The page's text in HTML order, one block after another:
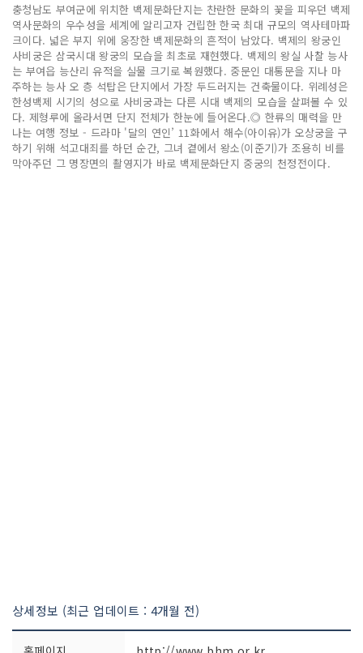
충청남도 부여군에 위치한 백제문화단지는 찬란한 문화의 꽃을 피우던 백제
역사문화의 우수성을 세계에 알리고자 건립한 한국 최대 규모의 역사테마파
크이다. 넓은 부지 위에 웅장한 백제문화의 흔적이 남았다. 백제의 왕궁인
사비궁은 삼국시대 왕궁의 모습을 최초로 재현했다. 백제의 왕실 사찰 능사
는 부여읍 능산리 유적을 실물 크기로 복원했다. 중문인 대통문을 지나 마
주하는 능사 오 층 석탑은 단지에서 가장 두드러지는 건축물이다. 위례성은
한성백제 시기의 성으로 사비궁과는 다른 시대 백제의 모습을 살펴볼 수 있
다. 제형루에 올라서면 단지 전체가 한눈에 들어온다.◎ 한류의 매력을 만
나는 여행 정보 - 드라마 '달의 연인’ 11화에서 해수(아이유)가 오상궁을 구
하기 위해 석고대죄를 하던 순간, 그녀 곁에서 왕소(이준기)가 조용히 비를
막아주던 그 명장면의 촬영지가 바로 백제문화단지 중궁의 천정전이다.
상세정보 (최근 업데이트 : 4개월 전)